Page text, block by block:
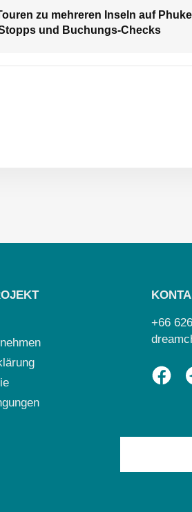
zu mehreren Inseln auf
und Buchungs-Checks
+66